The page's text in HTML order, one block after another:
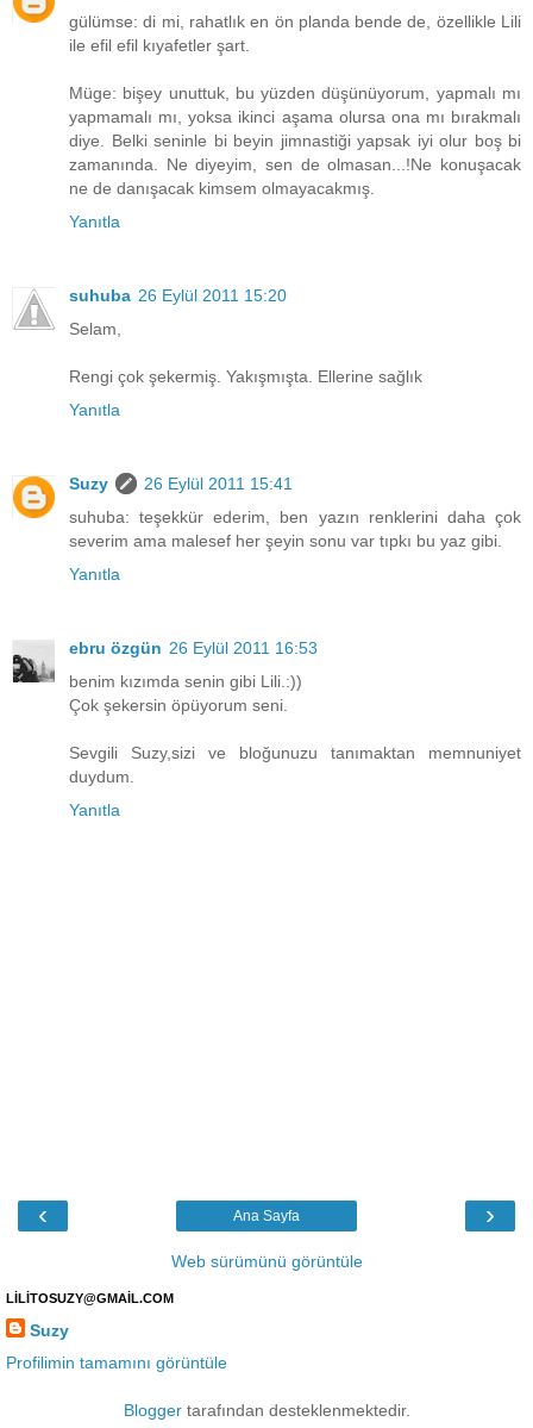
gülümse: di mi, rahatlık en ön planda bende de, özellikle Lili
ile efil efil kıyafetler şart.
Müge: bişey unuttuk, bu yüzden düşünüyorum, yapmalı mı
yapmamalı mı, yoksa ikinci aşama olursa ona mı bırakmalı
diye. Belki seninle bi beyin jimnastiği yapsak iyi olur boş bi
zamanında. Ne diyeyim, sen de olmasan...!Ne konuşacak
ne de danışacak kimsem olmayacakmış.
Yanıtla
suhuba 26 Eylül 2011 15:20
Selam,
Rengi çok şekermiş. Yakışmışta. Ellerine sağlık
Yanıtla
Suzy
26 Eylül 2011 15:41
suhuba: teşekkür ederim, ben yazın renklerini daha çok
severim ama malesef her şeyin sonu var tıpkı bu yaz gibi.
Yanıtla
ebru özgün 26 Eylül 2011 16:53
benim kızımda senin gibi Lili.:))
Çok şekersin öpüyorum seni.
Sevgili Suzy,sizi ve bloğunuzu tanımaktan memnuniyet
duydum.
Yanıtla
‹ ›
Ana Sayfa
Web sürümünü görüntüle
LİLİTOSUZY@GMAİL.COM
Suzy
Profilimin tamamını görüntüle
Bloggertarafından desteklenmektedir.